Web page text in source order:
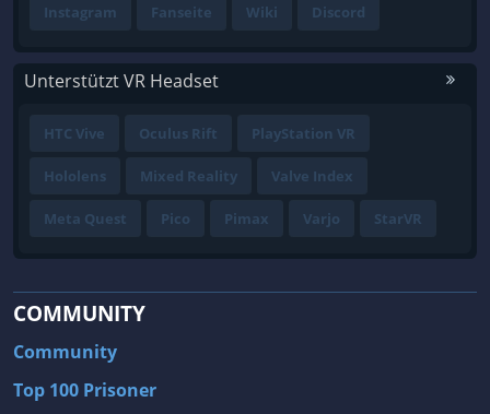
Instagram Fanseite Wiki Discord
Unterstützt VR Headset
HTC Vive Oculus Rift PlayStation VR
Hololens Mixed Reality Valve Index
Meta Quest Pico Pimax Varjo StarVR
COMMUNITY
Community
Top 100 Prisoner